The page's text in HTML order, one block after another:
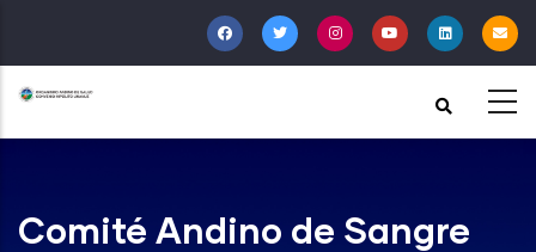
al
contenido
principal
Comité Andino de Sangre